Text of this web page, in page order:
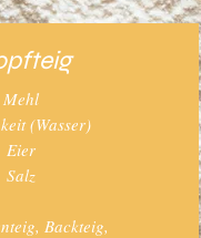
Mehl
(Wasser)
Eier
Salz
Backteig,